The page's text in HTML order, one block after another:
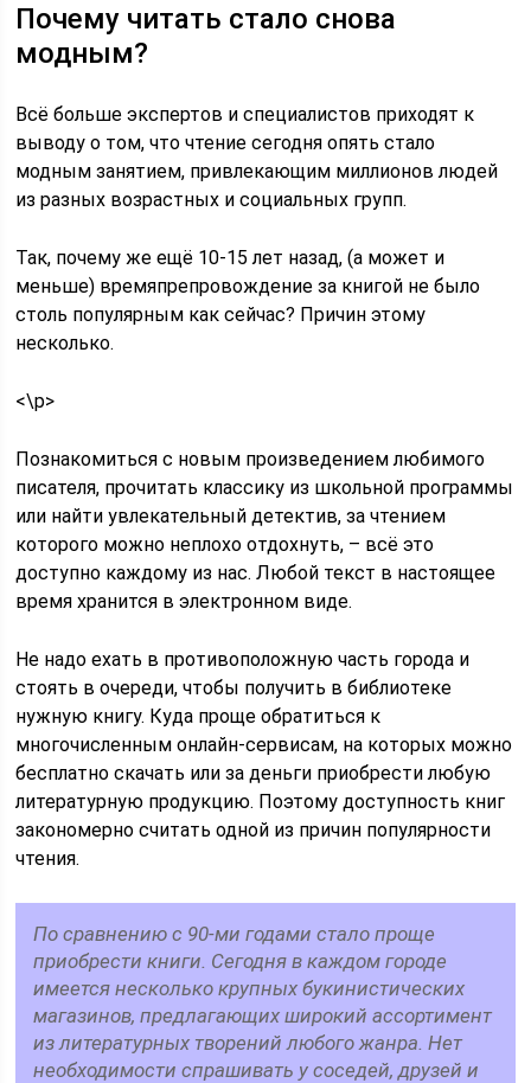
Почему читать стало снова
модным?
Всё больше экспертов и специалистов приходят к
выводу о том, что чтение сегодня опять стало
модным занятием, привлекающим миллионов людей
из разных возрастных и социальных групп.
Так, почему же ещё 10-15 лет назад, (а может и
меньше) времяпрепровождение за книгой не было
столь популярным как сейчас? Причин этому
несколько.
<\p>
Познакомиться с новым произведением любимого
писателя, прочитать классику из школьной программы
или найти увлекательный детектив, за чтением
которого можно неплохо отдохнуть, – всё это
доступно каждому из нас. Любой текст в настоящее
время хранится в электронном виде.
Не надо ехать в противоположную часть города и
стоять в очереди, чтобы получить в библиотеке
нужную книгу. Куда проще обратиться к
многочисленным онлайн-сервисам, на которых можно
бесплатно скачать или за деньги приобрести любую
литературную продукцию. Поэтому доступность книг
закономерно считать одной из причин популярности
чтения.
По сравнению с 90-ми годами стало проще
приобрести книги. Сегодня в каждом городе
имеется несколько крупных букинистических
магазинов, предлагающих широкий ассортимент
из литературных творений любого жанра. Нет
необходимости спрашивать у соседей, друзей и